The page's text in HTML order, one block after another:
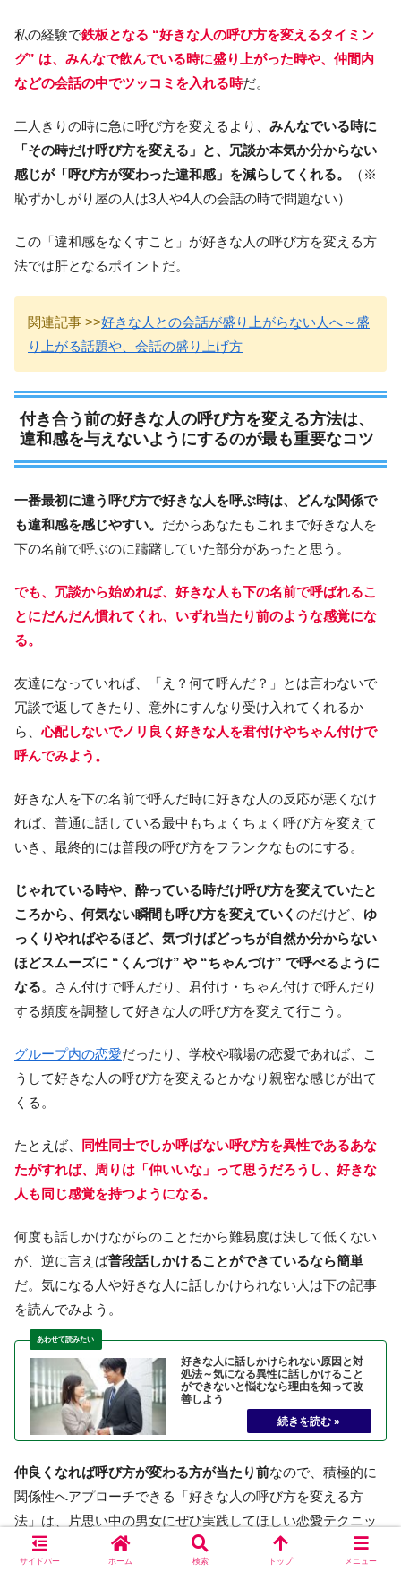
私の経験で鉄板となる “好きな人の呼び方を変えるタイミン
グ” は、みんなで飲んでいる時に盛り上がった時や、仲間内
などの会話の中でツッコミを入れる時だ。
二人きりの時に急に呼び方を変えるより、 みんなでいる時に
「その時だけ呼び方を変える」と、冗談か本気か分からない
感じが「呼び方が変わった違和感」 を減らしてくれる。
（※
恥ずかしがり屋の人は3人や4人の会話の時で問題ない）
この「違和感をなくすこと」が好きな人の呼び方を変える方
法では肝となるポイントだ。
関連記事 >>好きな人との会話が盛り上がらない人へ～盛
り上がる話題や、会話の盛り上げ方
付き合う前の好きな人の呼び方を変える方法は、
違和感を与えないようにするのが最も重要なコツ
一番最初に違う呼び方で好きな人を呼ぶ時は、どんな関係で
も違和感を感じやすい。 だからあなたもこれまで好きな人を
下の名前で呼ぶのに躊躇していた部分があったと思う。
でも、冗談から始めれば、好きな人も下の名前で呼ばれるこ
とにだんだん慣れてくれ、いずれ当たり前のような感覚にな
る。
友達になっていれば、「え？何て呼んだ？」とは言わないで
冗談で返してきたり、意外にすんなり受け入れてくれるか
ら、心配しないでノリ良く好きな人を君付けやちゃん付けで
呼んでみよう。
好きな人を下の名前で呼んだ時に好きな人の反応が悪くなけ
れば、普通に話している最中もちょくちょく呼び方を変えて
いき、最終的には普段の呼び方をフランクなものにする。
じゃれている時や、酔っている時だけ呼び方を変えていたと
ころから、何気ない瞬間も呼び方を変えていく のだけど、 ゆ
っくりやればやるほど、気づけばどっちが自然か分からない
ほどスムーズに “くんづけ” や “ちゃんづけ” で呼べるように
なる。さん付けで呼んだり、君付け・ちゃん付けで呼んだり
する頻度を調整して好きな人の呼び方を変えて行こう。
グループ内の恋愛だったり、学校や職場の恋愛であれば、こ
うして好きな人の呼び方を変えるとかなり親密な感じが出て
くる。
たとえば、
同性同士でしか呼ばない呼び方を異性であるあな
たがすれば、周りは「仲いいな」って思うだろうし、好きな
人も同じ感覚を持つようになる。
何度も話しかけながらのことだから難易度は決して低くない
が、逆に言えば普段話しかけることができているなら簡単
だ。気になる人や好きな人に話しかけられない人は下の記事
を読んでみよう。
好きな人に話しかけられない原因と対
処法～気になる異性に話しかけること
ができないと悩むなら理由を知って改
善しよう
仲良くなれば呼び方が変わる方が当たり前なので、積極的に
関係性へアプローチできる「好きな人の呼び方を変える方
法」は、片思い中の男女にぜひ実践してほしい恋愛テクニッ
クである。
サイドバー ホーム 検索 トップ メニュー